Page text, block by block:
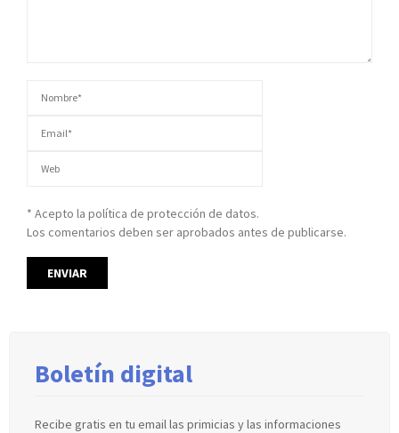
* Acepto la política de protección de datos.
Los comentarios deben ser aprobados antes de publicarse.
Boletín digital
Recibe gratis en tu email las primicias y las informaciones